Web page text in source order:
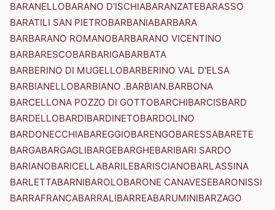
BARANELLOBARANO D'ISCHIABARANZATEBARASSO
BARATILI SAN PIETROBARBANIABARBARA
BARBARANO ROMANOBARBARANO VICENTINO
BARBARESCOBARBARIGABARBATA
BARBERINO DI MUGELLOBARBERINO VAL D'ELSA
BARBIANELLOBARBIANO .BARBIAN.BARBONA
BARCELLONA POZZO DI GOTTOBARCHIBARCISBARD
BARDELLOBARDIBARDINETOBARDOLINO
BARDONECCHIABAREGGIOBARENGOBARESSABARETE
BARGABARGAGLIBARGEBARGHEBARIBARI SARDO
BARIANOBARICELLABARILEBARISCIANOBARLASSINA
BARLETTABARNIBAROLOBARONE CANAVESEBARONISSI
BARRAFRANCABARRALIBARREABARUMINIBARZAGO